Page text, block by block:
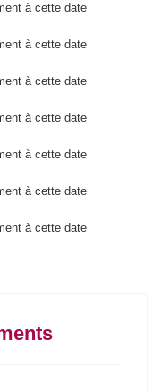
à cette date
à cette date
à cette date
à cette date
à cette date
à cette date
à cette date